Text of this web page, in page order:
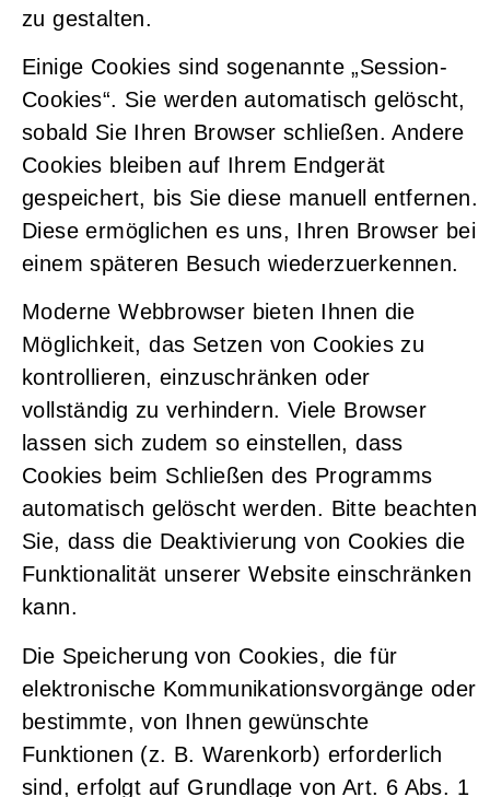
zu gestalten.
Einige Cookies sind sogenannte „Session-
Cookies“. Sie werden automatisch gelöscht,
sobald Sie Ihren Browser schließen. Andere
Cookies bleiben auf Ihrem Endgerät
gespeichert, bis Sie diese manuell entfernen.
Diese ermöglichen es uns, Ihren Browser bei
einem späteren Besuch wiederzuerkennen.
Moderne Webbrowser bieten Ihnen die
Möglichkeit, das Setzen von Cookies zu
kontrollieren, einzuschränken oder
vollständig zu verhindern. Viele Browser
lassen sich zudem so einstellen, dass
Cookies beim Schließen des Programms
automatisch gelöscht werden. Bitte beachten
Sie, dass die Deaktivierung von Cookies die
Funktionalität unserer Website einschränken
kann.
Die Speicherung von Cookies, die für
elektronische Kommunikationsvorgänge oder
bestimmte, von Ihnen gewünschte
Funktionen (z. B. Warenkorb) erforderlich
sind, erfolgt auf Grundlage von Art. 6 Abs. 1